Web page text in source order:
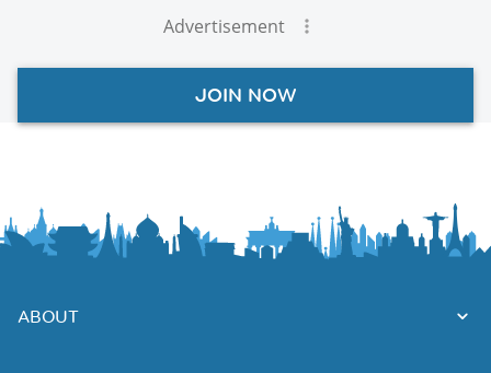
Advertisement
JOIN NOW
ABOUT